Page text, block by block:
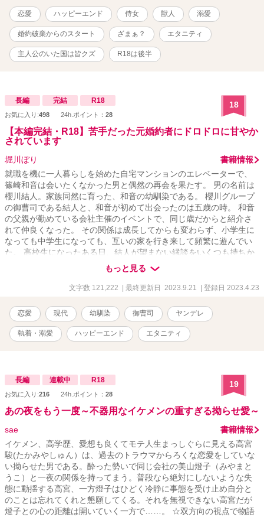
恋愛 ハッピーエンド 侍女 獣人 溺愛
婚約破棄からのスタート ざまぁ？ エタニティ
主人公のいた国は皆クズ R18は後半
長編 完結 R18
お気に入り:498 24h.ポイント： 28
18
【本編完結・R18】苦手だった元婚約者にドロドロに甘やか
されています
堀川ぼり
書籍情報
就職を機に一人暮らしを始めた自宅マンションのエレベーターで、
篠崎和音は会いたくなかった男と偶然の再会を果たす。 男の名前は
櫻川結人。家族同然に育った、和音の幼馴染である。 櫻川グループ
の御曹司である結人と、和音が初めて出会ったのは五歳の時。 和音
の父親が勤めている会社主催のイベントで、同じ歳だからと紹介さ
れて仲良くなった。 その関係は成長してからも変わらず、小学生に
なっても中学生になっても、互いの家を行き来して頻繁に遊んでい
た。 高校生になったある日、結人が望まない縁談をいくつも持ちか
けられて困っていることを知り、和音は女除けのための一時的な婚
約者になることを約束する。 仲の良い幼馴染を助けたい一心だった
が、婚約者となった事がきっかけで少しずつ二人の関係が変化して
動を制限するようになった結人。雑用を理由に毎日のように結人の
家に呼ばれ、婚約者だからと気まぐれに性処理までさせられる事も
あった。 そんな関係をどうにかして終わらせたいのに、父が勤めて
いた櫻川グループの御曹司である結人に逆らえず、その関係は大学
ど、話し合いをしても無意味だと決めつけて、逃げる形で半ば無理
矢理婚約を破棄したのだ。 そんな最悪な終わり方をした元婚約者
と、自宅マンションのエレベーター内でばったり鉢合わせてしまっ
た和音。 三年振りに再会した結人に「ちゃんと話したい」と逃げ場
れてしまった和音は再び結人と関係を持つことになってしまいーー
※ムーンライトノベルズ、pixivでも掲載しています
もっと見る
文字数 121,222 | 最終更新日 2023.9.21 | 登録日 2023.4.23
恋愛 現代 幼馴染 御曹司 ヤンデレ
執着・溺愛 ハッピーエンド エタニティ
長編 連載中 R18
お気に入り:216 24h.ポイント： 28
19
あの夜をもう一度～不器用なイケメンの重すぎる拗らせ愛～
sae
書籍情報
イケメン、高学歴、愛想も良くてモテ人生まっしぐらに見える高宮
駿(たかみやしゅん）は、過去のトラウマからろくな恋愛をしていな
い拗らせた男である。酔った勢いで同じ会社の美山燈子（みやまと
うこ）と一夜の関係を持ってまう。普段なら絶対にしないような失
態に動揺する高宮、一方燈子はひどく冷静に事態を受け止め自分と
のことは忘れてくれと懇願してくる。それを無視できない高宮だが
燈子との心の距離は開いていく一方で……。 ☆双方向の視点で物語